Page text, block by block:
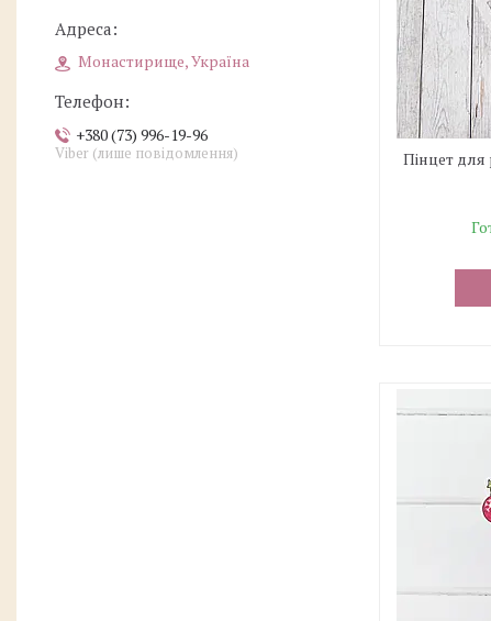
Пінцет для
Монастирище, Україна
+380 (73) 996-19-96
Viber (лише повідомлення)